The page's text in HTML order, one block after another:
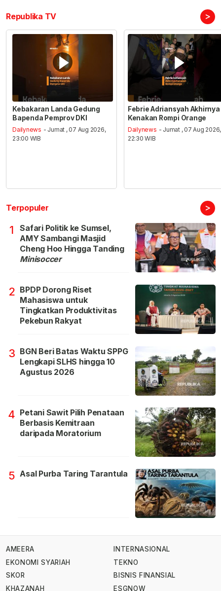
Republika TV >
Kebakaran Landa Gedung
Bapenda Pemprov DKI
Dailynews - Jumat , 07 Aug 2026,
23:00 WIB
Febrie Adriansyah Akhirnya
Kenakan Rompi Orange
Dailynews - Jumat , 07 Aug 2026,
22:30 WIB
Terpopuler >
1
Safari Politik ke Sumsel,
AMY Sambangi Masjid
Cheng Hoo Hingga Tanding
Minisoccer
2 BPDP Dorong Riset
Mahasiswa untuk
Tingkatkan Produktivitas
Pekebun Rakyat
3 BGN Beri Batas Waktu SPPG
Lengkapi SLHS hingga 10
Agustus 2026
4 Petani Sawit Pilih Penataan
Berbasis Kemitraan
daripada Moratorium
5 Asal Purba Taring Tarantula
AMEERA
EKONOMI SYARIAH
SKOR
KHAZANAH
INTERNASIONAL
TEKNO
BISNIS FINANSIAL
ESGNOW